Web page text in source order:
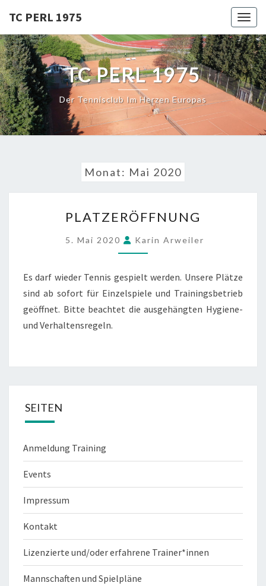
content
TC PERL 1975
TC PERL 1975
Der Tennisclub Im Herzen Europas
Monat: Mai 2020
PLATZERÖFFNUNG
5. Mai 2020 Karin Arweiler
Es darf wieder Tennis gespielt werden. Unsere Plätze
sind ab sofort für Einzelspiele und Trainingsbetrieb
geöffnet. Bitte beachtet die ausgehängten Hygiene-
und Verhaltensregeln.
SEITEN
Anmeldung Training
Events
Impressum
Kontakt
Lizenzierte und/oder erfahrene Trainer*innen
Mannschaften und Spielpläne